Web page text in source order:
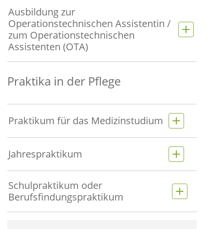
Ausbildung zur
Operationstechnischen Assistentin /
zum Operationstechnischen
Assistenten (OTA)
Praktika in der Pflege
Praktikum für das Medizinstudium
Jahrespraktikum
Schulpraktikum oder
Berufsfindungspraktikum